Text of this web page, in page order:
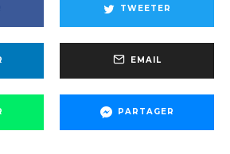
TWEETER
EMAIL
PARTAGER